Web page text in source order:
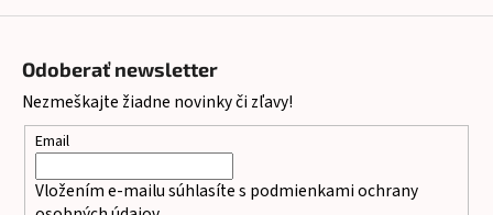
Odoberať newsletter
Nezmeškajte žiadne novinky či zľavy!
Email
Vložením e-mailu súhlasíte s podmienkami ochrany